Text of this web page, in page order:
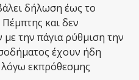
δήλωση έως το
και δεν
την πάγια ρύθμιση την
έχουν ήδη
εκπρόθεσμης